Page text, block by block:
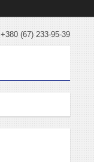
+380 (67) 233-95-39